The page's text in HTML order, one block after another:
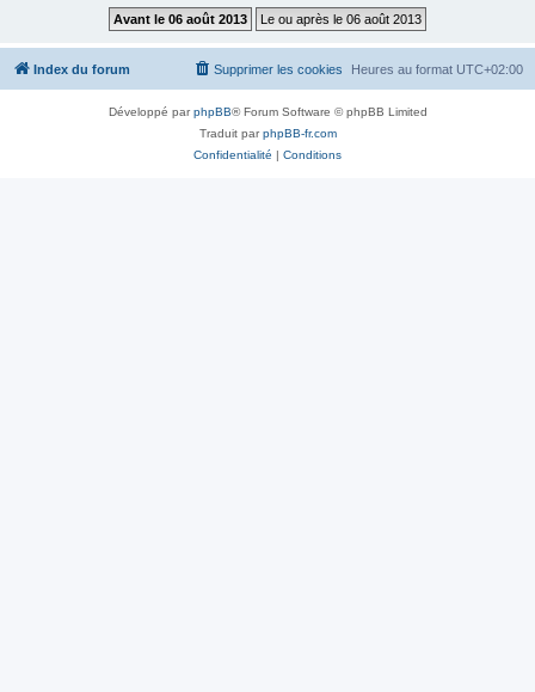
e
Index du forum Heures au format UTC+02:00
Supprimer les cookies
Développé parphpBB® Forum Software © phpBB Limited
Traduit parphpBB-fr.com
Confidentialité | Conditions